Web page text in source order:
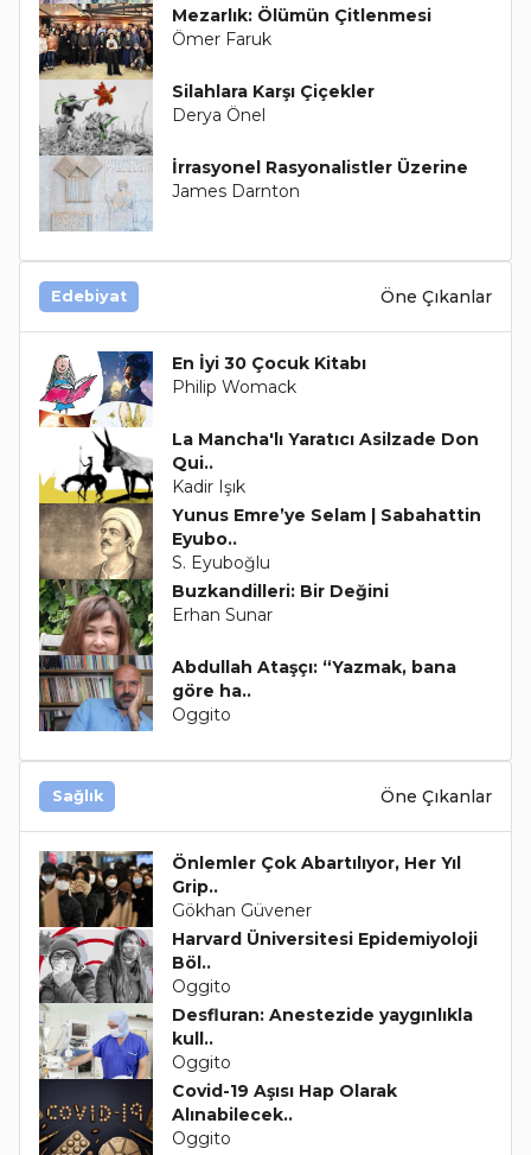
Mezarlık: Ölümün Çitlenmesi
Ömer Faruk
Silahlara Karşı Çiçekler
Derya Önel
İrrasyonel Rasyonalistler Üzerine
James Darnton
Edebiyat Öne Çıkanlar
En İyi 30 Çocuk Kitabı
Philip Womack
La Mancha'lı Yaratıcı Asilzade Don
Qui..
Kadir Işık
Yunus Emre’ye Selam | Sabahattin
Eyubo..
S. Eyuboğlu
Buzkandilleri: Bir Değini
Erhan Sunar
Abdullah Ataşçı: “Yazmak, bana
göre ha..
Oggito
Sağlık Öne Çıkanlar
Önlemler Çok Abartılıyor, Her Yıl
Grip..
Gökhan Güvener
Harvard Üniversitesi Epidemiyoloji
Böl..
Oggito
Desfluran: Anestezide yaygınlıkla
kull..
Oggito
Covid-19 Aşısı Hap Olarak
Alınabilecek..
Oggito